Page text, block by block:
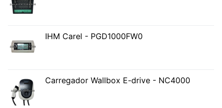
IHM Carel - PGD1000FW0
Carregador Wallbox E-drive - NC4000